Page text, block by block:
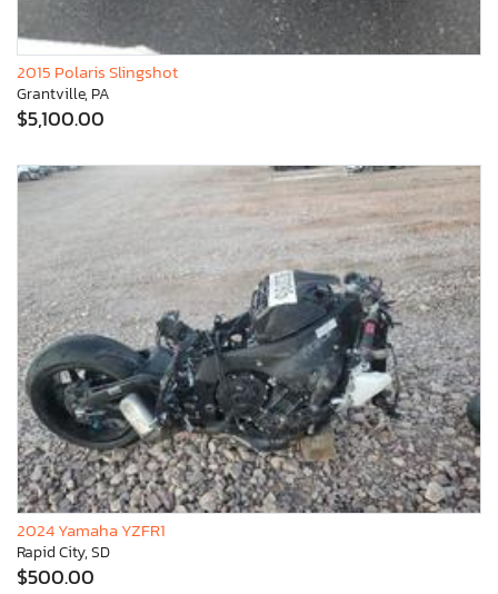
2015 Polaris Slingshot
Grantville, PA
$5,100.00
2024 Yamaha YZFR1
Rapid City, SD
$500.00